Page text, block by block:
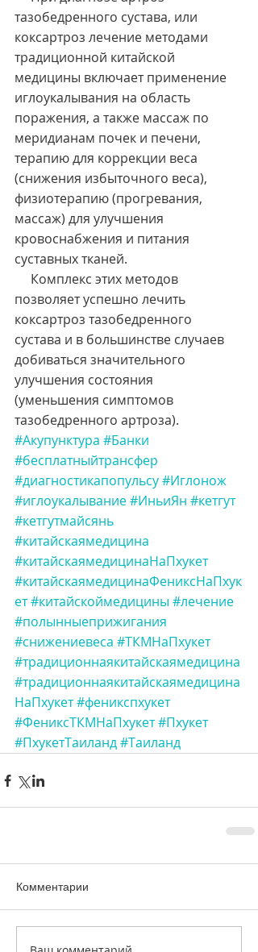
тазобедренного сустава, или
коксартроз лечение методами
традиционной китайской
медицины включает применение
иглоукалывания на область
поражения, а также массаж по
меридианам почек и печени,
терапию для коррекции веса
(снижения избыточного веса),
физиотерапию (прогревания,
массаж) для улучшения
кровоснабжения и питания
суставных тканей.
позволяет успешно лечить
коксартроз тазобедренного
сустава и в большинстве случаев
добиваться значительного
улучшения состояния
(уменьшения симптомов
тазобедренного артроза).
#Акупунктура #Банки
#бесплатныйтрансфер
#диагностикапопульсу#Иглонож
#иглоукалывание#ИньиЯн #кетгут
#кетгутмайсянь
#китайскаямедицина
#китайскаямедицинаНаПхукет
#китайскаямедицинаФениксНаПхук
ет#китайскоймедицины #лечение
#полынныеприжигания
#снижениевеса #ТКМНаПхукет
#традиционнаякитайскаямедицина
#традиционнаякитайскаямедицина
НаПхукет#феникспхукет
#ФениксТКМНаПхукет#Пхукет
#ПхукетТаиланд#Таиланд
Комментарии